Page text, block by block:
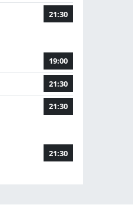
21:30
19:00
21:30
21:30
21:30